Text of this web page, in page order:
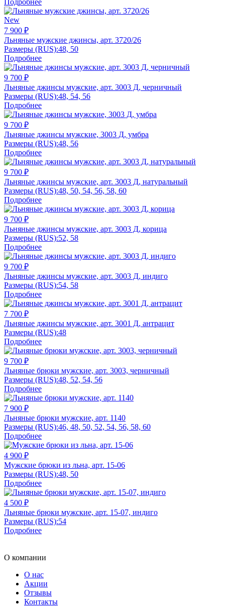
New
7 900 ₽
Льняные мужские джинсы, арт. 3720/26
Размеры (RUS):48, 50
Подробнее
9 700 ₽
Льняные джинсы мужские, арт. 3003 Д, черничный
Размеры (RUS):48, 54, 56
Подробнее
9 700 ₽
Льняные джинсы мужские, 3003 Д, умбра
Размеры (RUS):48, 56
Подробнее
9 700 ₽
Льняные джинсы мужские, арт. 3003 Д, натуральный
Размеры (RUS):48, 50, 54, 56, 58, 60
Подробнее
9 700 ₽
Льняные джинсы мужские, арт. 3003 Д, корица
Размеры (RUS):52, 58
Подробнее
9 700 ₽
Льняные джинсы мужские, арт. 3003 Д, индиго
Размеры (RUS):54, 58
Подробнее
7 700 ₽
Льняные джинсы мужские, арт. 3001 Д, антрацит
Размеры (RUS):48
Подробнее
9 700 ₽
Льняные брюки мужские, арт. 3003, черничный
Размеры (RUS):48, 52, 54, 56
Подробнее
7 900 ₽
Льняные брюки мужские, арт. 1140
Размеры (RUS):46, 48, 50, 52, 54, 56, 58, 60
Подробнее
4 900 ₽
Мужские брюки из льна, арт. 15-06
Размеры (RUS):48, 50
Подробнее
4 500 ₽
Льняные брюки мужские, арт. 15-07, индиго
Размеры (RUS):54
Подробнее
О компании
О нас
Акции
Отзывы
Контакты